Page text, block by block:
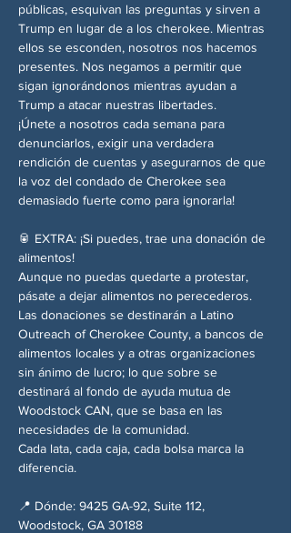
públicas, esquivan las preguntas y sirven a
Trump en lugar de a los cherokee. Mientras
ellos se esconden, nosotros nos hacemos
presentes. Nos negamos a permitir que
sigan ignorándonos mientras ayudan a
Trump a atacar nuestras libertades.
¡Únete a nosotros cada semana para
denunciarlos, exigir una verdadera
rendición de cuentas y asegurarnos de que
la voz del condado de Cherokee sea
demasiado fuerte como para ignorarla!
🥫 EXTRA: ¡Si puedes, trae una donación de
alimentos!
Aunque no puedas quedarte a protestar,
pásate a dejar alimentos no perecederos.
Las donaciones se destinarán a Latino
Outreach of Cherokee County, a bancos de
alimentos locales y a otras organizaciones
sin ánimo de lucro; lo que sobre se
destinará al fondo de ayuda mutua de
Woodstock CAN, que se basa en las
necesidades de la comunidad.
Cada lata, cada caja, cada bolsa marca la
diferencia.
📍 Dónde: 9425 GA-92, Suite 112,
Woodstock, GA 30188